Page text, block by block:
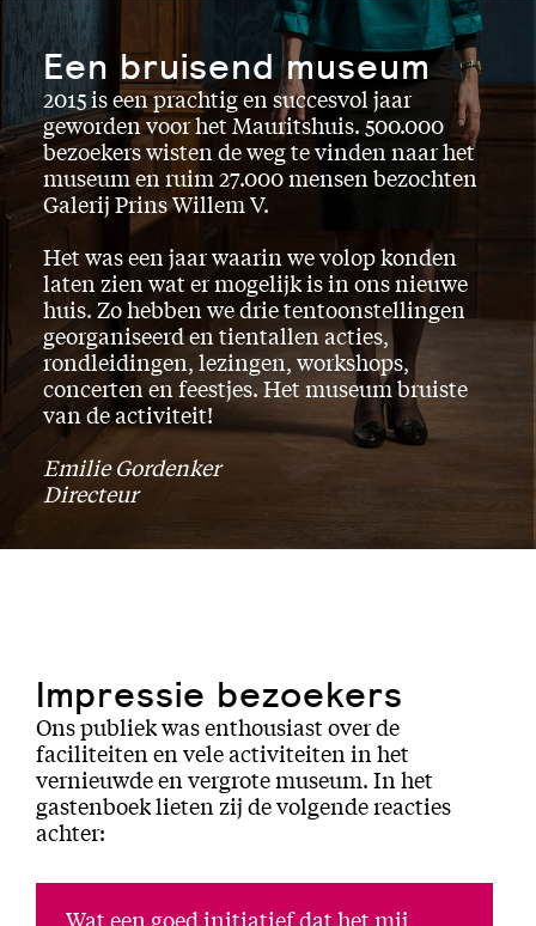
Een bruisend museum
2015 is een prachtig en succesvol jaar
geworden voor het Mauritshuis. 500.000
bezoekers wisten de weg te vinden naar het
museum en ruim 27.000 mensen bezochten
Galerij Prins Willem V.
Het was een jaar waarin we volop konden
laten zien wat er mogelijk is in ons nieuwe
huis. Zo hebben we drie tentoonstellingen
georganiseerd en tientallen acties,
rondleidingen, lezingen, workshops,
concerten en feestjes. Het museum bruiste
van de activiteit!
Emilie Gordenker
Directeur
Impressie bezoekers
Ons publiek was enthousiast over de
faciliteiten en vele activiteiten in het
vernieuwde en vergrote museum. In het
gastenboek lieten zij de volgende reacties
achter: